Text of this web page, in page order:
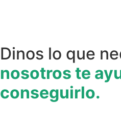
Dinos lo que
nosotros te
conseguirlo.